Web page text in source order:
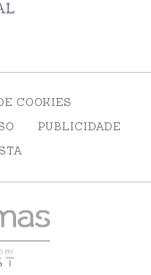
COOKIES
PUBLICIDADE